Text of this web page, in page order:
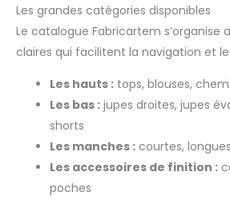
Les grandes catégories disponibles
Le catalogue Fabricartem s’organise
claires qui facilitent la navigation et
Les hauts : tops, blouses,
Les bas : jupes droites, jupes
shorts
Les manches : courtes,
Les accessoires de finition :
poches